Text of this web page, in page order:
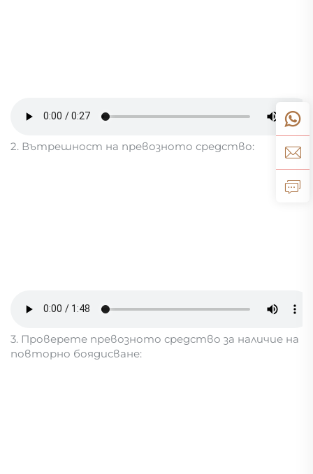
2. Вътрешност на превозното средство:
3. Проверете превозното средство за наличие на
повторно боядисване: